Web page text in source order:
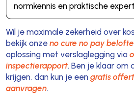
normkennis en praktische
Wil je maximale zekerheid over
bekijk onze no cure no pay belofte
oplossing met verslaglegging via
inspectierapport. Ben je klaar om
krijgen, dan kun je een gratis
aanvragen.